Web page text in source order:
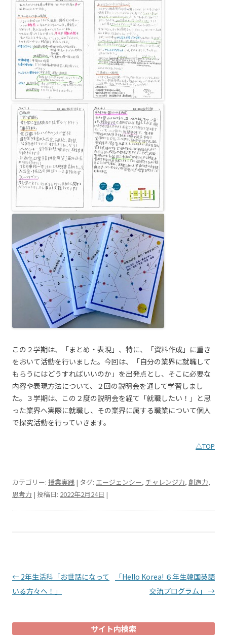
この２学期は、「まとめ・表現」、特に、「資料作成」に重き
をおいて活動を行いました。今回は、「自分の業界に就職して
もらうにはどうすればいいのか」を出発点とし、そこに必要な
内容や表現方法について、２回の説明会を通して学習しまし
た。３学期は、この２度の説明会を経て「就職したい！」と思
った業界へ実際に就職し、その業界に属する職業について個人
で探究活動を行っていきます。
△TOP
カテゴリー: 授業実践 | タグ: エージェンシー, チャレンジ力, 創造力,
思考力 | 投稿日: 2022年2月24日 |
投稿ナビゲーション
← 2年生活科「お世話になって
いる方々へ！」
「Hello Korea! ６年生韓国英語
交流プログラム」 →
サイト内検索